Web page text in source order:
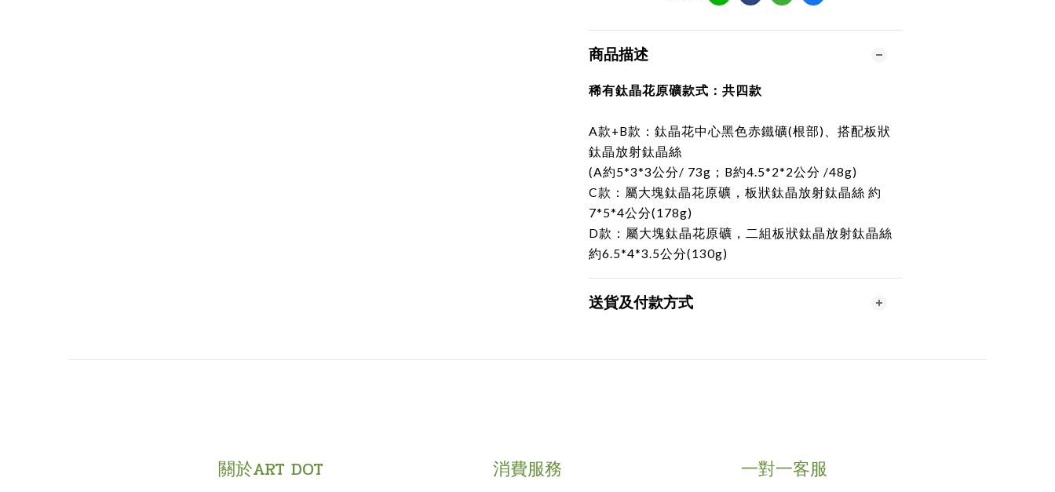
商品描述
稀有鈦晶花原礦款式：共四款
A款+B款：鈦晶花中心黑色赤鐵礦(根部)、搭配板狀
鈦晶放射鈦晶絲
(A約5*3*3公分/ 73g；B約4.5*2*2公分 /48g)
C款：屬大塊鈦晶花原礦，板狀鈦晶放射鈦晶絲 約
7*5*4公分(178g)
D款：屬大塊鈦晶花原礦，二組板狀鈦晶放射鈦晶絲
約6.5*4*3.5公分(130g)
送貨及付款方式
關於ART DOT 消費服務 一對一客服